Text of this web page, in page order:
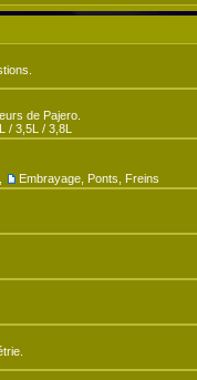
de Pajero.
/ 3,5L / 3,8L
Embrayage, Ponts, Freins